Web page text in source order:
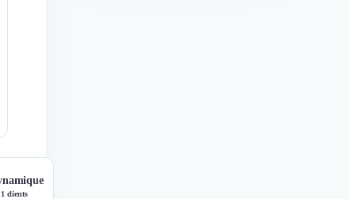
1 clients